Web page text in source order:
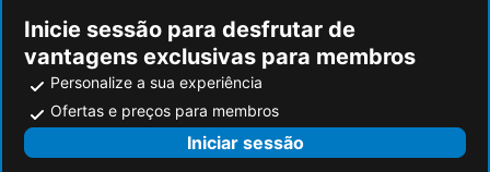
The Harbour
Nam Keng Hotel
Muntri Grove
Yan Hotel
Sunway Hotel Seberang Jaya
Mercure Penang Beach
Victoria Garden Hotel
Royale Chulan Penang
Inicie sessão para desfrutar de
vantagens exclusivas para membros
Personalize a sua experiência
Ofertas e preços para membros
Iniciar sessão